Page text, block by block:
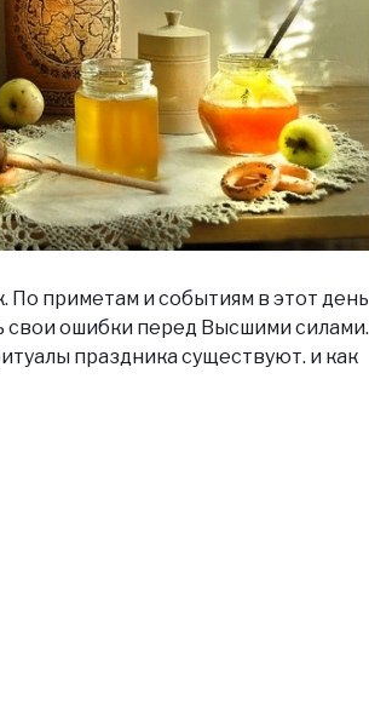
приметам и событиям в этот день
свои ошибки перед Высшими силами.
праздника существуют. и как